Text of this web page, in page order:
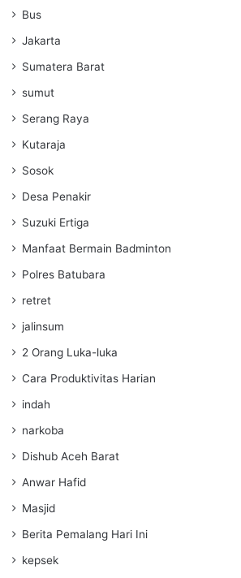
Bus
Jakarta
Sumatera Barat
sumut
Serang Raya
Kutaraja
Sosok
Desa Penakir
Suzuki Ertiga
Manfaat Bermain Badminton
Polres Batubara
retret
jalinsum
2 Orang Luka-luka
Cara Produktivitas Harian
indah
narkoba
Dishub Aceh Barat
Anwar Hafid
Masjid
Berita Pemalang Hari Ini
kepsek